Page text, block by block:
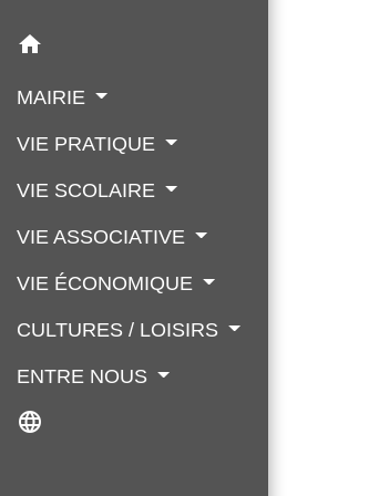
home
MAIRIE
VIE PRATIQUE
VIE SCOLAIRE
VIE ASSOCIATIVE
VIE ÉCONOMIQUE
CULTURES / LOISIRS
ENTRE NOUS
language